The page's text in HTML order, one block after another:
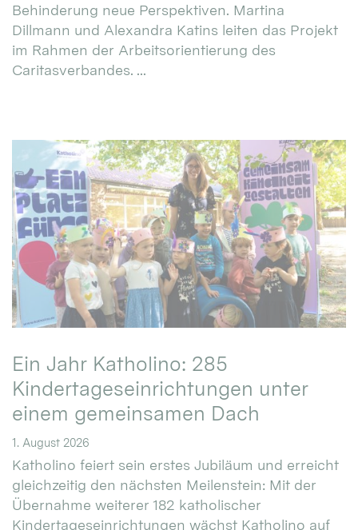
Behinderung neue Perspektiven. Martina
Dillmann und Alexandra Katins leiten das Projekt
im Rahmen der Arbeitsorientierung des
Caritasverbandes. ...
Ein Jahr Katholino: 285
Kindertageseinrichtungen unter
einem gemeinsamen Dach
1. August 2026
Katholino feiert sein erstes Jubiläum und erreicht
gleichzeitig den nächsten Meilenstein: Mit der
Übernahme weiterer 182 katholischer
Kindertageseinrichtungen wächst Katholino auf